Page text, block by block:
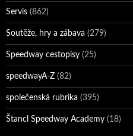
Servis (862)
Soutěže, hry a zábava (279)
Speedway cestopisy (25)
speedwayA-Z (82)
společenská rubrika (395)
Štancl Speedway Academy (18)